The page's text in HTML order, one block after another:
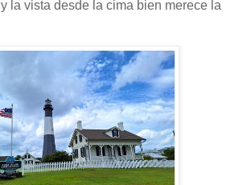
y la vista desde la cima bien merece la